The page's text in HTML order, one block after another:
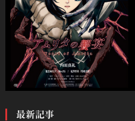
最新記事